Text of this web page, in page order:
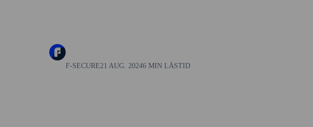
F-SECURE21 AUG. 20246 MIN LÄSTID